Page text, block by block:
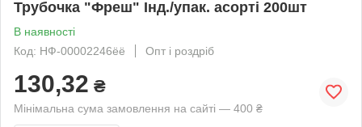
Трубочка "Фреш" Інд./упак. асорті 200шт
В наявності
Код: НФ-00002246ёё
Опт і роздріб
130,32 ₴
Мінімальна сума замовлення на сайті — 400 ₴